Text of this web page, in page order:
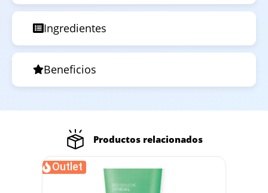
Ingredientes
Beneficios
Productos relacionados
Outlet